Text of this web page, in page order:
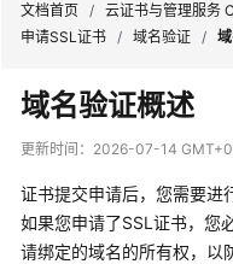
最
新
动
服
务
文档首页 / 云证书与管理服务
申请SSL证书 / 域名验证 /
域名验证概述
更新时间： 2026-07-14
证书提交申请后，您需要进
如果您申请了SSL证书，您
请绑定的域名的所有权，以